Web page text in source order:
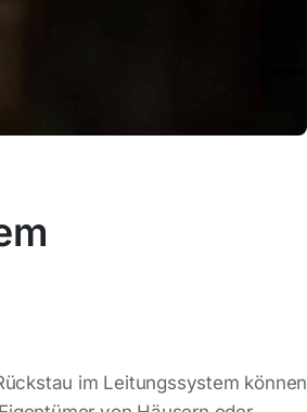
im Leitungssystem können